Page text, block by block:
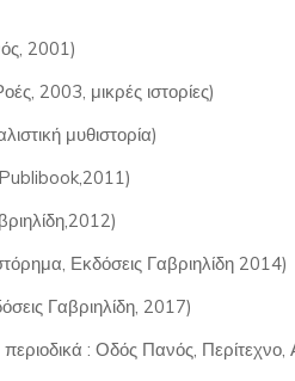
2001)
2003, μικρές ιστορίες)
μυθιστορία)
Εκδόσεις Γαβριηλίδη 2014)
Γαβριηλίδη, 2017)
: Οδός Πανός, Περίτεχνο,